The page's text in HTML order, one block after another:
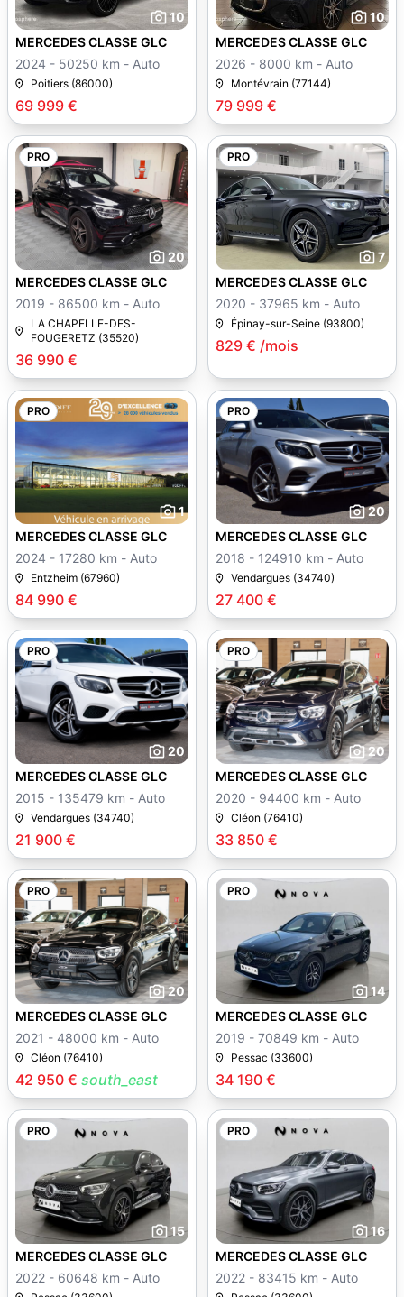
10
69 999 €
MERCEDES CLASSE GLC
2024 - 50250 km - Auto
Poitiers (86000)
10
79 999 €
MERCEDES CLASSE GLC
2026 - 8000 km - Auto
Montévrain (77144)
PRO
20
36 990 €
MERCEDES CLASSE GLC
2019 - 86500 km - Auto
LA CHAPELLE-DES-
FOUGERETZ (35520)
PRO
7
829 € /mois
MERCEDES CLASSE GLC
2020 - 37965 km - Auto
Épinay-sur-Seine (93800)
PRO
1
84 990 €
MERCEDES CLASSE GLC
2024 - 17280 km - Auto
Entzheim (67960)
PRO
20
27 400 €
MERCEDES CLASSE GLC
2018 - 124910 km - Auto
Vendargues (34740)
PRO
20
21 900 €
MERCEDES CLASSE GLC
2015 - 135479 km - Auto
Vendargues (34740)
PRO
20
33 850 €
MERCEDES CLASSE GLC
2020 - 94400 km - Auto
Cléon (76410)
PRO
20
42 950 € south_east
MERCEDES CLASSE GLC
2021 - 48000 km - Auto
Cléon (76410)
PRO
14
34 190 €
MERCEDES CLASSE GLC
2019 - 70849 km - Auto
Pessac (33600)
PRO
15
MERCEDES CLASSE GLC
2022 - 60648 km - Auto
PRO
16
MERCEDES CLASSE GLC
2022 - 83415 km - Auto